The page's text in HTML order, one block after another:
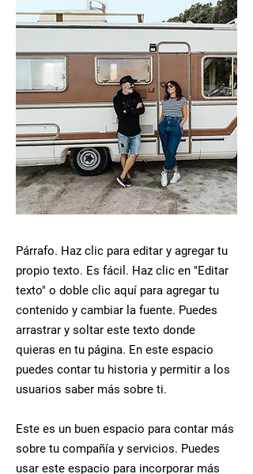
Párrafo. Haz clic para editar y agregar tu
propio texto. Es fácil. Haz clic en "Editar
texto" o doble clic aquí para agregar tu
contenido y cambiar la fuente. Puedes
arrastrar y soltar este texto donde
quieras en tu página. En este espacio
puedes contar tu historia y permitir a los
usuarios saber más sobre ti.
Este es un buen espacio para contar más
sobre tu compañía y servicios. Puedes
usar este espacio para incorporar más